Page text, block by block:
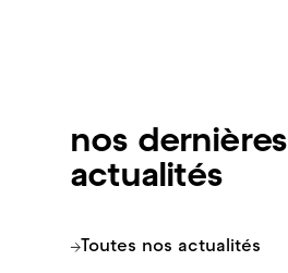
nos dernières
actualités
Toutes nos actualités